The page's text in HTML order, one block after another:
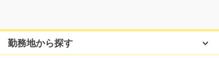
タイル製造工場での選別作業および機械オペレーター業
勤務地から探す